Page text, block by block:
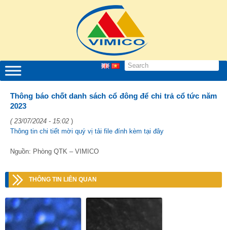
Thông báo chốt danh sách cổ đông để chi trả cổ tức năm
2023
( 23/07/2024 - 15:02 )
Thông tin chi tiết mời quý vị tải file đính kèm tại đây
Nguồn: Phòng QTK – VIMICO
THÔNG TIN LIÊN QUAN